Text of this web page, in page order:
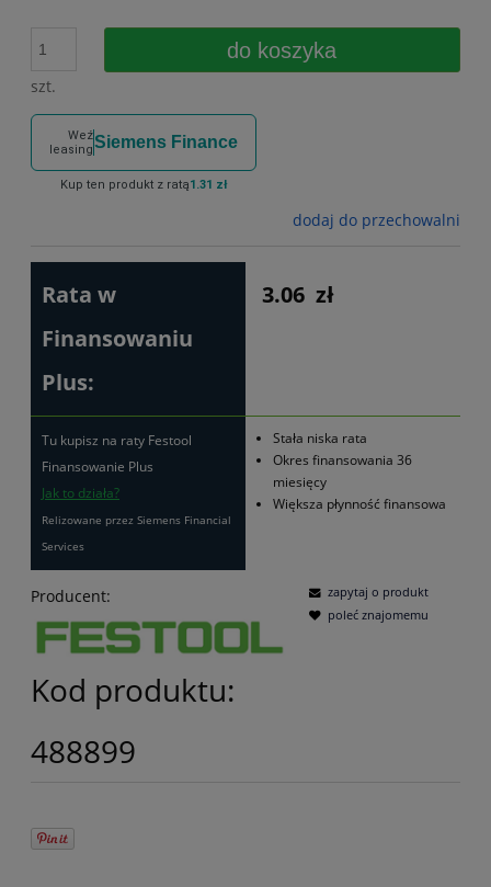
szt.
do koszyka
Weź
leasingSiemens Finance
Kup ten produkt z ratą1.31 zł
dodaj do przechowalni
Rata w
Finansowaniu
Plus:
3.06 zł
Tu kupisz na raty Festool
Finansowanie Plus
Jak to działa?
Relizowane przez Siemens Financial
Services
Stała niska rata
Okres finansowania 36
miesięcy
Większa płynność finansowa
Producent:
Kod produktu:
488899
zapytaj o produkt
poleć znajomemu